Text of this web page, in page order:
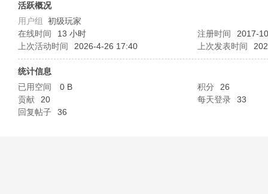
活跃概况
用户组 初级玩家
在线时间
13 小时 注册时间
2017-
上次活动时间
2026-4-26 17:40 上次发表时间
统计信息
已用空间
0 B 积分
26
贡献
20 每天登录
33
回复帖子
36